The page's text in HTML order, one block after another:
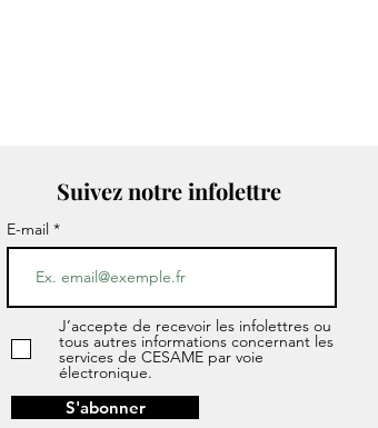
Suivez notre infolettre
E-mail
J’accepte de recevoir les infolettres ou
tous autres informations concernant les
services de CESAME par voie
électronique.
S'abonner